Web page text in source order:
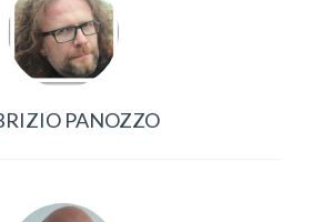
PANOZZO